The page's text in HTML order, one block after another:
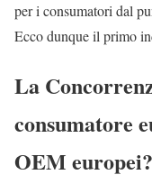
per i consumatori dal
Ecco dunque il primo
La
consumatore
OEM europei?